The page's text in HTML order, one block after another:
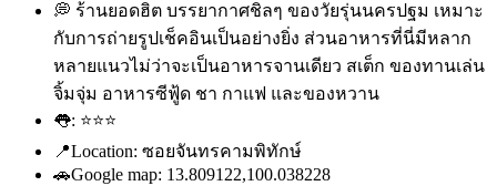
💭 ร้านยอดฮิต บรรยากาศชิลๆ ของวัยรุ่นนครปฐม เหมาะ
กับการถ่ายรูปเช็คอินเป็นอย่างยิ่ง ส่วนอาหารที่นี่มีหลาก
หลายแนวไม่ว่าจะเป็นอาหารจานเดียว สเต็ก ของทานเล่น
จิ้มจุ่ม อาหารซีฟู้ด ชา กาแฟ และของหวาน
👅: ⭐⭐⭐
📍Location: ซอยจันทรคามพิทักษ์
🚗Google map: 13.809122,100.038228